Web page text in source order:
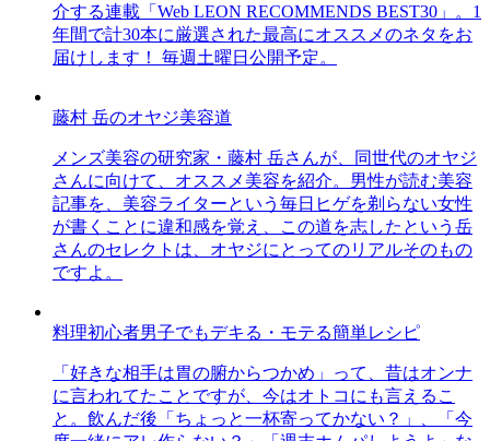
介する連載「Web LEON RECOMMENDS BEST30」。1
年間で計30本に厳選された最高にオススメのネタをお
届けします！ 毎週土曜日公開予定。
藤村 岳のオヤジ美容道
メンズ美容の研究家・藤村 岳さんが、同世代のオヤジ
さんに向けて、オススメ美容を紹介。男性が読む美容
記事を、美容ライターという毎日ヒゲを剃らない女性
が書くことに違和感を覚え、この道を志したという岳
さんのセレクトは、オヤジにとってのリアルそのもの
ですよ。
料理初心者男子でもデキる・モテる簡単レシピ
「好きな相手は胃の腑からつかめ」って、昔はオンナ
に言われてたことですが、今はオトコにも言えるこ
と。飲んだ後「ちょっと一杯寄ってかない？」、「今